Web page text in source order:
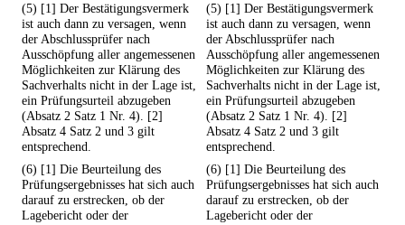
(5) [1] Der Bestätigungsvermerk
ist auch dann zu versagen, wenn
der Abschlussprüfer nach
Ausschöpfung aller angemessenen
Möglichkeiten zur Klärung des
Sachverhalts nicht in der Lage ist,
ein Prüfungsurteil abzugeben
(Absatz 2 Satz 1 Nr. 4). [2]
Absatz 4 Satz 2 und 3 gilt
entsprechend.
(5) [1] Der Bestätigungsvermerk
ist auch dann zu versagen, wenn
der Abschlussprüfer nach
Ausschöpfung aller angemessenen
Möglichkeiten zur Klärung des
Sachverhalts nicht in der Lage ist,
ein Prüfungsurteil abzugeben
(Absatz 2 Satz 1 Nr. 4). [2]
Absatz 4 Satz 2 und 3 gilt
entsprechend.
(6) [1] Die Beurteilung des
Prüfungsergebnisses hat sich auch
darauf zu erstrecken, ob der
Lagebericht oder der
(6) [1] Die Beurteilung des
Prüfungsergebnisses hat sich auch
darauf zu erstrecken, ob der
Lagebericht oder der